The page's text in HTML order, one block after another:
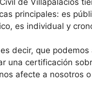
principales: es
es individual y
decir, que podemos
una certificación
afecte a nosotros